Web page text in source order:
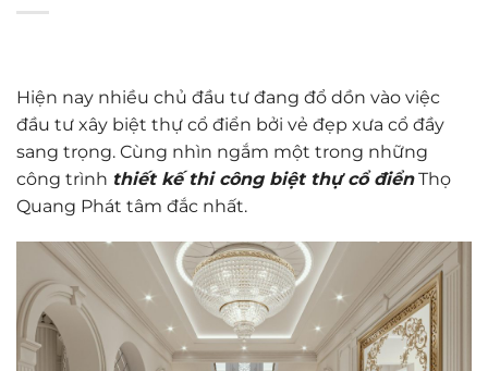
Hiện nay nhiều chủ đầu tư đang đổ dồn vào việc
đầu tư xây biệt thự cổ điển bởi vẻ đẹp xưa cổ đầy
sang trọng. Cùng nhìn ngắm một trong những
công trình thiết kế thi công biệt thự cổ điểnThọ
Quang Phát tâm đắc nhất.